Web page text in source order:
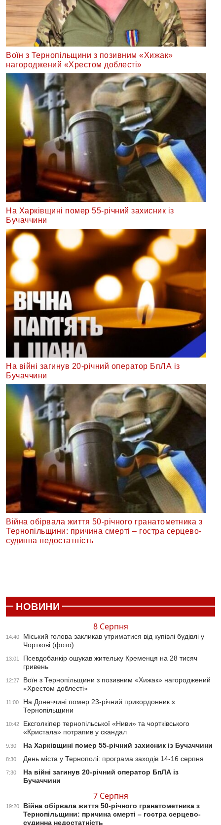
Воїн з Тернопільщини з позивним «Хижак»
нагороджений «Хрестом доблесті»
На Харківщині помер 55-річний захисник із
Бучаччини
На війні загинув 20-річний оператор БпЛА із
Бучаччини
Війна обірвала життя 50-річного гранатометника з
Тернопільщини: причина смерті – гостра серцево-
судинна недостатність
НОВИНИ
8 Серпня
14:40
Міський голова закликав утриматися від купівлі будівлі у
Чорткові (фото)
13:01
Псевдобанкір ошукав жительку Кременця на 28 тисяч
гривень
12:27
Воїн з Тернопільщини з позивним «Хижак» нагороджений
«Хрестом доблесті»
11:00
На Донеччині помер 23-річний прикордонник з
Тернопільщини
10:42
Ексголкіпер тернопільської «Ниви» та чортківського
«Кристала» потрапив у скандал
9:30 На Харківщині помер 55-річний захисник із Бучаччини
8:30 День міста у Тернополі: програма заходів 14-16 серпня
7:30
На війні загинув 20-річний оператор БпЛА із
Бучаччини
7 Серпня
19:20
Війна обірвала життя 50-річного гранатометника з
Тернопільщини: причина смерті – гостра серцево-
судинна недостатність